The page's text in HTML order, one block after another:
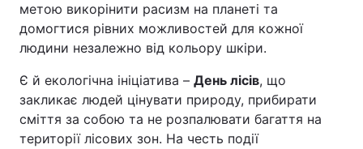
метою викорінити расизм на планеті та
домогтися рівних можливостей для кожної
людини незалежно від кольору шкіри.
Є й екологічна ініціатива – День лісів, що
закликає людей цінувати природу, прибирати
сміття за собою та не розпалювати багаття на
території лісових зон. На честь події